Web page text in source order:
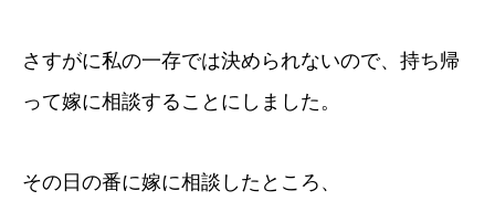
さすがに私の一存では決められないので、持ち帰
って嫁に相談することにしました。
その日の番に嫁に相談したところ、